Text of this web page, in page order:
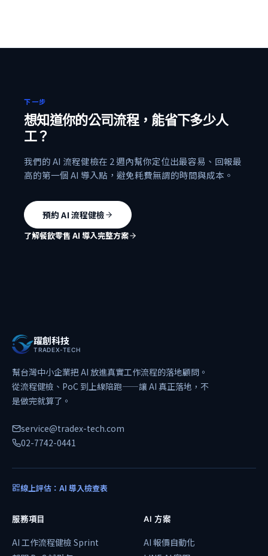
下一步
想知道你的公司流程，能省下多少人
工？
我們的 AI 流程健檢在 2 週內幫你定位出最容易、回報最
高的第一個 AI 導入點，避免耗費無謂的時間與成本。
預約 AI 流程健檢
了解餐飲零售 AI 導入完整方案
躍創科技
TRADEX-TECH
幫台灣中小企業把 AI 放進真實工作流程的落地顧問。
從流程健檢、PoC 到上線陪跑——讓 AI 真正落地，不
是做完就算了。
service@tradex-tech.com
02-7742-0441
線上評估：AI 導入檢查表
服務項目
AI 工作流程健檢 Sprint
AI 方案
AI 報價自動化